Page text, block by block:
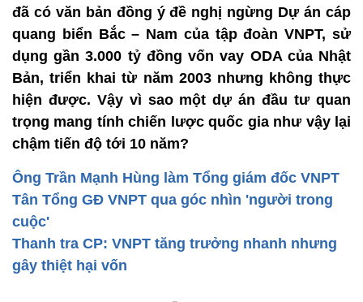
đã có văn bản đồng ý đề nghị ngừng Dự án cáp
quang biển Bắc – Nam của tập đoàn VNPT, sử
dụng gần 3.000 tỷ đồng vốn vay ODA của Nhật
Bản, triển khai từ năm 2003 nhưng không thực
hiện được. Vậy vì sao một dự án đầu tư quan
trọng mang tính chiến lược quốc gia như vậy lại
chậm tiến độ tới 10 năm?
Ông Trần Mạnh Hùng làm Tổng giám đốc VNPT
Tân Tổng GĐ VNPT qua góc nhìn 'người trong
cuộc'
Thanh tra CP: VNPT tăng trưởng nhanh nhưng
gây thiệt hại vốn